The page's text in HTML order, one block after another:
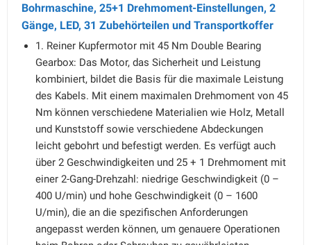
Bohrmaschine, 25+1 Drehmoment-Einstellungen, 2
Gänge, LED, 31 Zubehörteilen und Transportkoffer
1. Reiner Kupfermotor mit 45 Nm Double Bearing
Gearbox: Das Motor, das Sicherheit und Leistung
kombiniert, bildet die Basis für die maximale Leistung
des Kabels. Mit einem maximalen Drehmoment von 45
Nm können verschiedene Materialien wie Holz, Metall
und Kunststoff sowie verschiedene Abdeckungen
leicht gebohrt und befestigt werden. Es verfügt auch
über 2 Geschwindigkeiten und 25 + 1 Drehmoment mit
einer 2-Gang-Drehzahl: niedrige Geschwindigkeit (0 –
400 U/min) und hohe Geschwindigkeit (0 – 1600
U/min), die an die spezifischen Anforderungen
angepasst werden können, um genauere Operationen